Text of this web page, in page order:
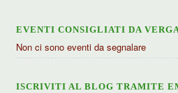
EVENTI CONSIGLIATI DA
Non ci sono eventi da segnalare
ISCRIVITI AL BLOG TRAMITE